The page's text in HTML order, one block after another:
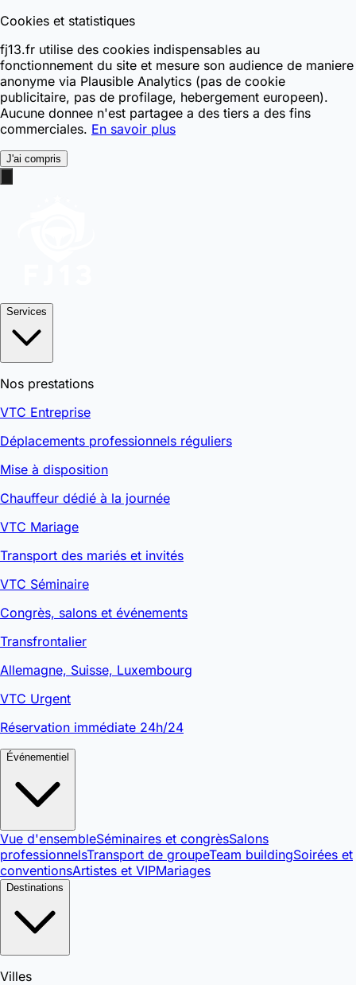
Cookies et statistiques
fj13.fr utilise des cookies indispensables au
fonctionnement du site et mesure son audience de maniere
anonyme via Plausible Analytics (pas de cookie
publicitaire, pas de profilage, hebergement europeen).
Aucune donnee n'est partagee a des tiers a des fins
commerciales. En savoir plus
J'ai compris
Services
Nos prestations
VTC Entreprise
Déplacements professionnels réguliers
Mise à disposition
Chauffeur dédié à la journée
VTC Mariage
Transport des mariés et invités
VTC Séminaire
Congrès, salons et événements
Transfrontalier
Allemagne, Suisse, Luxembourg
VTC Urgent
Réservation immédiate 24h/24
Événementiel
Vue d'ensembleSéminaires et congrèsSalons
professionnelsTransport de groupeTeam buildingSoirées et
conventionsArtistes et VIPMariages
Destinations
Villes